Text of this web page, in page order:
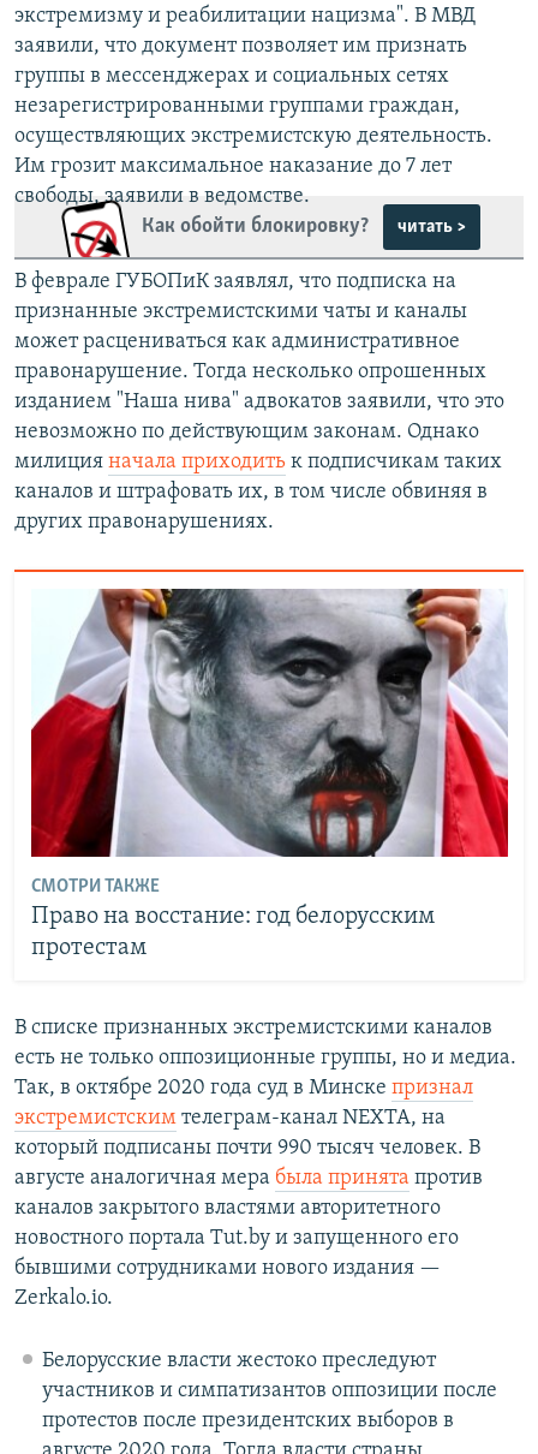
экстремизму и реабилитации нацизма". В МВД
заявили, что документ позволяет им признать
группы в мессенджерах и социальных сетях
незарегистрированными группами граждан,
осуществляющих экстремистскую деятельность.
Им грозит максимальное наказание до 7 лет
свободы, заявили в ведомстве.
Как обойти блокировку?
читать >
В феврале ГУБОПиК заявлял, что подписка на
признанные экстремистскими чаты и каналы
может расцениваться как административное
правонарушение. Тогда несколько опрошенных
изданием "Наша нива" адвокатов заявили, что это
невозможно по действующим законам. Однако
милиция начала приходить к подписчикам таких
каналов и штрафовать их, в том числе обвиняя в
других правонарушениях.
СМОТРИ ТАКЖЕ
Право на восстание: год белорусским
протестам
В списке признанных экстремистскими каналов
есть не только оппозиционные группы, но и медиа.
Так, в октябре 2020 года суд в Минске признал
экстремистским телеграм-канал NEXTA, на
который подписаны почти 990 тысяч человек. В
августе аналогичная мера была принята против
каналов закрытого властями авторитетного
новостного портала Tut.by и запущенного его
бывшими сотрудниками нового издания —
Zerkalo.io.
Белорусские власти жестоко преследуют
участников и симпатизантов оппозиции после
протестов после президентских выборов в